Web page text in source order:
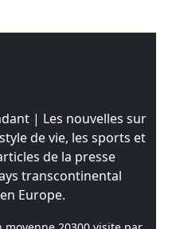
| Les nouvelles sur
de vie, les sports et
de la presse
transcontinental
Europe.